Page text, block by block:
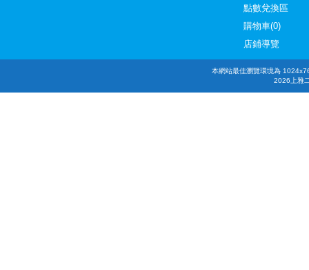
點數兌換區
購物車(0)
店鋪導覽
本網站最佳瀏覽環境為
2026上雅